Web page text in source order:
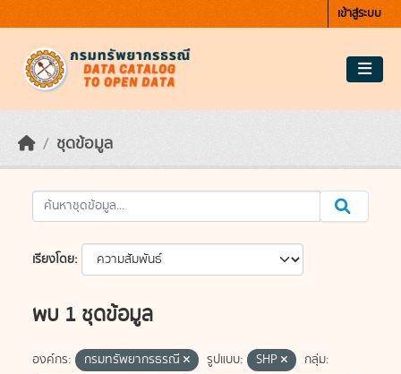
เข้าสู่ระบบ
ชุดข้อมูล
เรียงโดย
พบ 1 ชุดข้อมูล
องค์กร: กรมทรัพยากรธรณี รูปแบบ: SHP
กลุ่ม: